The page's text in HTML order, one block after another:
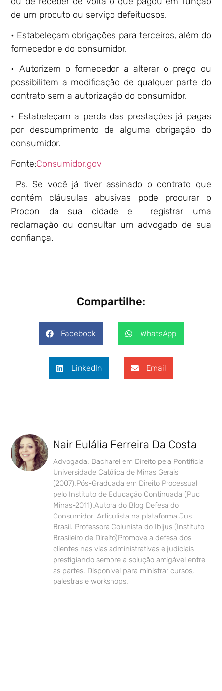
de um produto ou serviço defeituosos.
• Estabeleçam obrigações para terceiros, além do
fornecedor e do consumidor.
• Autorizem o fornecedor a alterar o preço ou
possibilitem a modificação de qualquer parte do
contrato sem a autorização do consumidor.
• Estabeleçam a perda das prestações já pagas
por descumprimento de alguma obrigação do
consumidor.
Fonte:Consumidor.gov
Ps. Se você já tiver assinado o contrato que
contém cláusulas abusivas pode procurar o
Procon da sua cidade e registrar uma
reclamação ou consultar um advogado de sua
confiança.
Compartilhe:
Facebook WhatsApp
LinkedIn Email
Nair Eulália Ferreira Da Costa
Advogada. Bacharel em Direito pela Pontifícia
Universidade Católica de Minas Gerais
(2007).Pós-Graduada em Direito Processual
pelo Instituto de Educação Continuada (Puc
Minas-2011).Autora do Blog Defesa do
Consumidor. Articulista na plataforma Jus
Brasil. Professora Colunista do Ibijus (Instituto
Brasileiro de Direito)Promove a defesa dos
clientes nas vias administrativas e judiciais
prestigiando sempre a solução amigável entre
as partes. Disponível para ministrar cursos,
palestras e workshops.